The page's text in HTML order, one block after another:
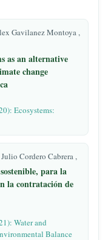
Gavilanez Montoya ,
as an alternative
change
Ecosystems:
Cordero Cabrera ,
para la
la contratación de
Water and
Balance